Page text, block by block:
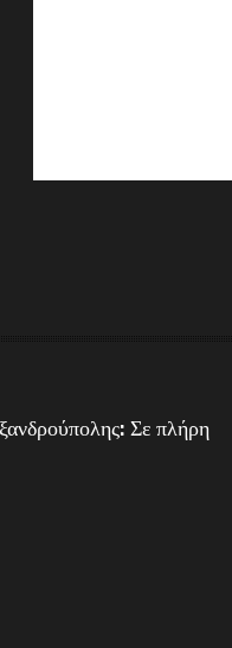
Σε πλήρη